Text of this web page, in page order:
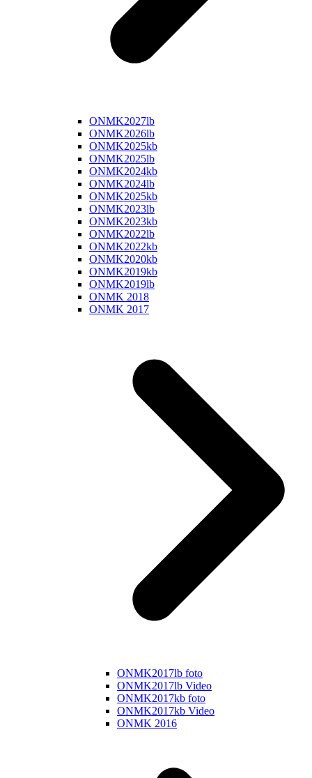
ONMK2027lb
ONMK2026lb
ONMK2025kb
ONMK2025lb
ONMK2024kb
ONMK2024lb
ONMK2025kb
ONMK2023lb
ONMK2023kb
ONMK2022lb
ONMK2022kb
ONMK2020kb
ONMK2019kb
ONMK2019lb
ONMK 2018
ONMK 2017
ONMK2017lb foto
ONMK2017lb Video
ONMK2017kb foto
ONMK2017kb Video
ONMK 2016